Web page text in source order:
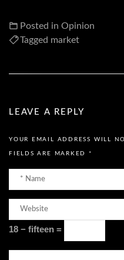
Posted in Opinion
Tagged market
LEAVE A REPLY
YOUR EMAIL ADDRESS WILL
FIELDS ARE MARKED*
Name
*
Website
18 − fifteen =